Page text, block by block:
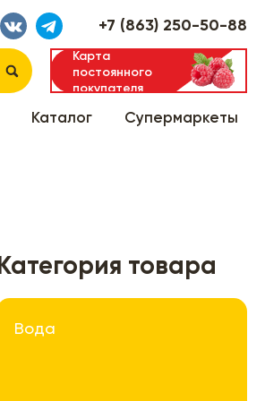
+7 (863) 250-50-88
Карта
постоянного
покупателя
Каталог Супермаркеты
Категория товара
Вода